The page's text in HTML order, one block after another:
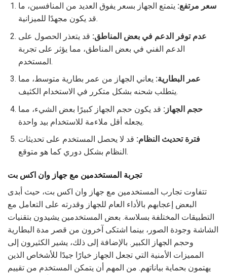
سعر مرتفع: يتمتع الجهاز بسعر يفوق العديد من المنافسين، ما
قد يكون مجهدًا للميزانية.
عدم توفر الدعم في بعض المناطق: قد يتعذر الحصول على
الدعم الفني في بعض المناطق، مما يؤثر على تجربة
المستخدم.
عمر البطارية: يعاني الجهاز من عمر بطارية متوسط، مما
يتطلب شحنه بشكل متكرر في الاستخدام الكثيف.
حجم الجهاز: قد يكون حجم الجهاز كبيرًا بعض الشيء، مما
يجعله أقل ملاءمة للاستخدام بيد واحدة.
فترة تحديث النظام: قد لا يحصل المستخدم على تحديثات
النظام بشكل دوري كما هو متوقع.
تجربة المستخدمين مع جهاز وان اكس بت
تتفاوت تجارب المستخدمين مع جهاز وان اكس بت، حيث أبدى
البعض إعجابهم بالأداء العام للجهاز وقدرته على التعامل مع
التطبيقات المختلفة بسلاسة. بعض المستخدمين يشيدون بتقنيات
الشاشة وجودة الصور، بينما اشتكى آخرون من قصر مدة البطارية
وحجم الجهاز الكبير. بالإضافة إلى ذلك، يشير الكثيرون إلى
المميزات الأمنية التي تجعل الجهاز خيارًا جيدًا للأشخاص الذين
يهتمون بحماية بياناتهم. من المهم أن يتمكن المستخدم من تقييم